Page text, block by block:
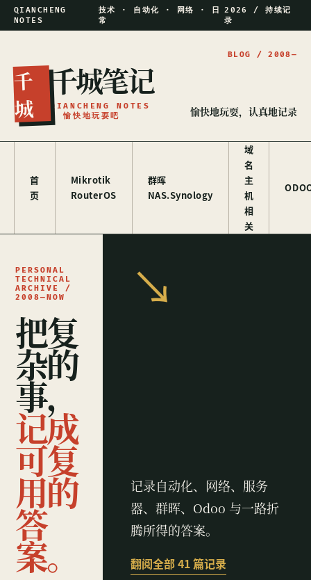
QIANCHENG
NOTES
技术 · 自动化 · 网络 · 日
常
2026 / 持续记
录
千
城
千城笔记
QIANCHENG NOTES
/ 愉快地玩耍吧
愉快地玩耍，认真地记录
首
页
Mikrotik
RouterOS
群晖
NAS.Synology
域
名
主
机
相
关
PERSONAL
TECHNICAL
ARCHIVE /
2008—NOW
把复
杂的
事，
记成
可复
用的
答
案。
记录自动化、网络、服务
器、群晖、Odoo 与一路折
腾所得的答案。
翻阅全部 41 篇记录